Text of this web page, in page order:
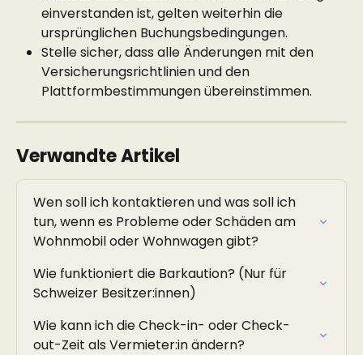
einverstanden ist, gelten weiterhin die
ursprünglichen Buchungsbedingungen.
Stelle sicher, dass alle Änderungen mit den
Versicherungsrichtlinien und den
Plattformbestimmungen übereinstimmen.
Verwandte Artikel
Wen soll ich kontaktieren und was soll ich
tun, wenn es Probleme oder Schäden am
Wohnmobil oder Wohnwagen gibt?
Wie funktioniert die Barkaution? (Nur für
Schweizer Besitzer:innen)
Wie kann ich die Check-in- oder Check-
out-Zeit als Vermieter:in ändern?